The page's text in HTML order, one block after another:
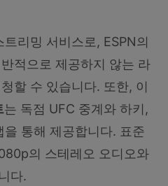
리밍 서비스로, ESPN의
적으로 제공하지 않는 라
할 수 있습니다. 또한, 이
는 독점 UFC 중계와 하키,
통해 제공합니다. 표준
의 스테레오 오디오와
다.